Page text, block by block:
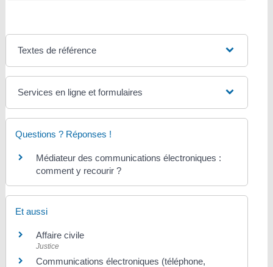
Textes de référence
Services en ligne et formulaires
Questions ? Réponses !
Médiateur des communications électroniques :
comment y recourir ?
Et aussi
Affaire civile
Justice
Communications électroniques (téléphone,